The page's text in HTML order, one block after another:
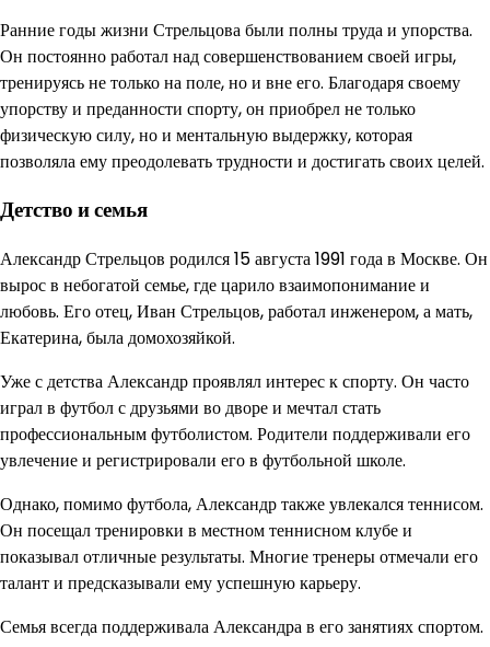
Ранние годы жизни Стрельцова были полны труда и упорства.
Он постоянно работал над совершенствованием своей игры,
тренируясь не только на поле, но и вне его. Благодаря своему
упорству и преданности спорту, он приобрел не только
физическую силу, но и ментальную выдержку, которая
позволяла ему преодолевать трудности и достигать своих целей.
Детство и семья
Александр Стрельцов родился 15 августа 1991 года в Москве. Он
вырос в небогатой семье, где царило взаимопонимание и
любовь. Его отец, Иван Стрельцов, работал инженером, а мать,
Екатерина, была домохозяйкой.
Уже с детства Александр проявлял интерес к спорту. Он часто
играл в футбол с друзьями во дворе и мечтал стать
профессиональным футболистом. Родители поддерживали его
увлечение и регистрировали его в футбольной школе.
Однако, помимо футбола, Александр также увлекался теннисом.
Он посещал тренировки в местном теннисном клубе и
показывал отличные результаты. Многие тренеры отмечали его
талант и предсказывали ему успешную карьеру.
Семья всегда поддерживала Александра в его занятиях спортом.